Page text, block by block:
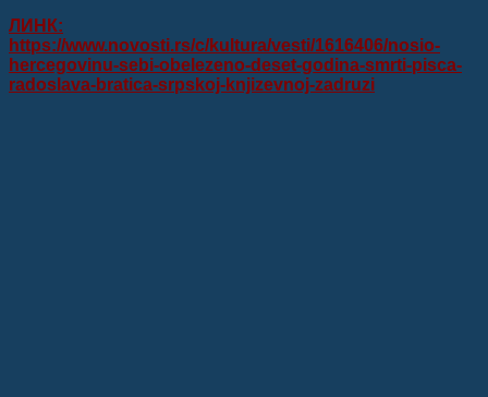
ЛИНК:
https://www.novosti.rs/c/kultura/vesti/1616406/nosio-
hercegovinu-sebi-obelezeno-deset-godina-smrti-pisca-
radoslava-bratica-srpskoj-knjizevnoj-zadruzi